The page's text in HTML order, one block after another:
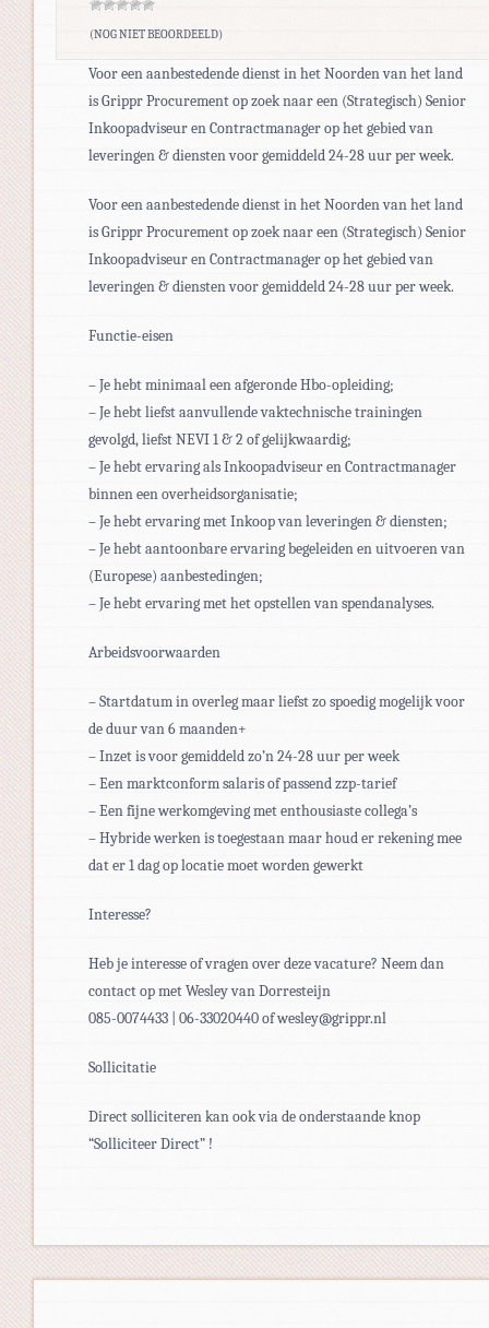
(NOG NIET BEOORDEELD)
Voor een aanbestedende dienst in het Noorden van het land
is Grippr Procurement op zoek naar een (Strategisch) Senior
Inkoopadviseur en Contractmanager op het gebied van
leveringen & diensten voor gemiddeld 24-28 uur per week.
Voor een aanbestedende dienst in het Noorden van het land
is Grippr Procurement op zoek naar een (Strategisch) Senior
Inkoopadviseur en Contractmanager op het gebied van
leveringen & diensten voor gemiddeld 24-28 uur per week.
Functie-eisen
– Je hebt minimaal een afgeronde Hbo-opleiding;
– Je hebt liefst aanvullende vaktechnische trainingen
gevolgd, liefst NEVI 1 & 2 of gelijkwaardig;
– Je hebt ervaring als Inkoopadviseur en Contractmanager
binnen een overheidsorganisatie;
– Je hebt ervaring met Inkoop van leveringen & diensten;
– Je hebt aantoonbare ervaring begeleiden en uitvoeren van
(Europese) aanbestedingen;
– Je hebt ervaring met het opstellen van spendanalyses.
Arbeidsvoorwaarden
– Startdatum in overleg maar liefst zo spoedig mogelijk voor
de duur van 6 maanden+
– Inzet is voor gemiddeld zo’n 24-28 uur per week
– Een marktconform salaris of passend zzp-tarief
– Een fijne werkomgeving met enthousiaste collega’s
– Hybride werken is toegestaan maar houd er rekening mee
dat er 1 dag op locatie moet worden gewerkt
Interesse?
Heb je interesse of vragen over deze vacature? Neem dan
contact op met Wesley van Dorresteijn
085-0074433 | 06-33020440 of wesley@grippr.nl
Sollicitatie
Direct solliciteren kan ook via de onderstaande knop
“Solliciteer Direct” !